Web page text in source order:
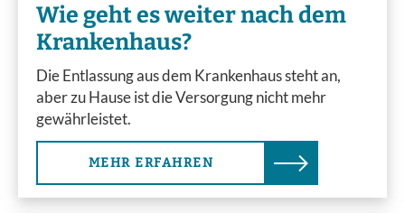
Wie geht es weiter nach dem
Krankenhaus?
Die Entlassung aus dem Krankenhaus steht an,
aber zu Hause ist die Versorgung nicht mehr
gewährleistet.
MEHR ERFAHREN